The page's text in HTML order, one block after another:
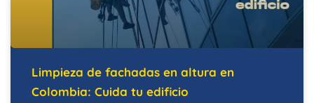
Limpieza de fachadas en altura en
Colombia: Cuida tu edificio